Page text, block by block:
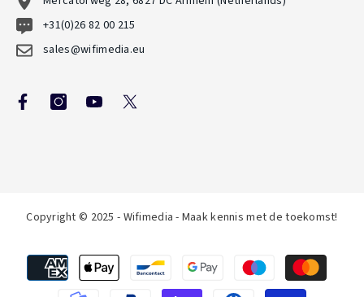
+31(0)26 82 00 215
sales@wifimedia.eu
Copyright © 2025 - Wifimedia - Maak kennis met de toekomst!
Betaalmethoden